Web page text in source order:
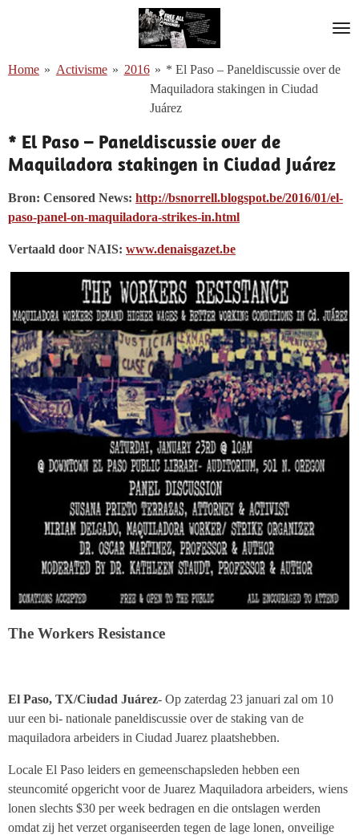
de
Home » Activisme » 2016 » * El Paso – Paneldiscussie over de
Maquiladora stakingen in Ciudad
Juárez
* El Paso – Paneldiscussie over de
Maquiladora stakingen in Ciudad Juárez
Bron: Censored News: http://bsnorrell.blogspot.be/2016/01/el-
paso-panel-on-maquiladora-strikes-in.html
Vertaald door NAIS: www.denaisgazet.be
The Workers Resistance
El Paso, TX/Ciudad Juárez- Op zaterdag 23 januari zal om 10
uur een bi- nationale paneldiscussie over de staking van de
maquiladora arbeiders in Ciudad Juarez plaatshebben.
Locale El Paso leiders en gemeenschapsleden hebben een
steuncomité opgericht voor de Juarez Maquiladora arbeiders, wiens
lonen slechts $30 per week bedragen en die ontslagen werden
omdat zij het verzet organiseerden tegen de lage lonen, onveilige